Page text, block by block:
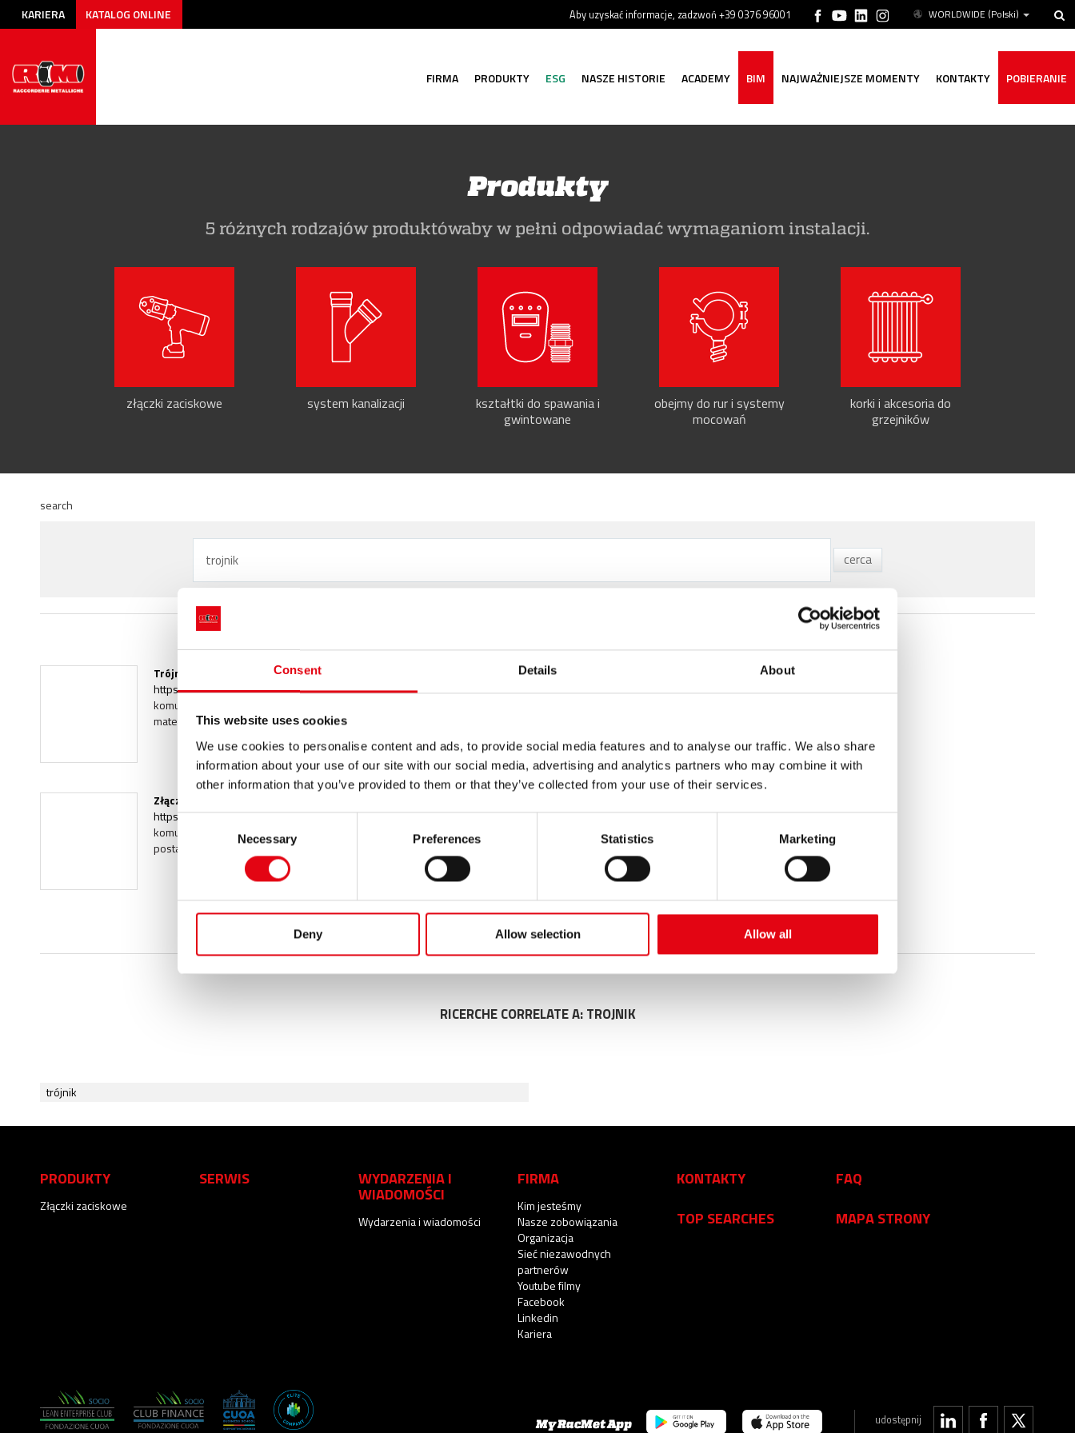
Consent Details About
This website uses cookies
We use cookies to personalise content and ads, to provide social media features and to analyse our traffic. We also share
information about your use of our site with our social media, advertising and analytics partners who may combine it with
other information that you’ve provided to them or that they’ve collected from your use of their services.
Consent
Selection
Necessary Preferences Statistics Marketing
Deny Allow selection Allow all
WORLDWIDE (Polski)
KARIERA KATALOG ONLINE Aby uzyskać informacje, zadzwoń +39 0376 96001
FIRMA PRODUKTY ESG NASZE HISTORIE ACADEMY BIM NAJWAŻNIEJSZE MOMENTY KONTAKTY POBIERANIE
Produkty
5 różnych rodzajów produktówaby w pełni odpowiadać wymaganiom instalacji.
złączki zaciskowe system kanalizacji
kształtki do spawania i
gwintowane
obejmy do rur i systemy
mocowań
korki i akcesoria do
grzejników
search
Trójnik
https://www.racmet.com/pl-ww/trojnik.aspx
komunikacja > Słowniczek >
materiale wykonania (stal nierdzewna, stal węglowa, miedź I miedzionikiel).
Złączka
https://www.racmet.com/pl-ww/zlaczka.aspx
komunikacja > Słowniczek > Złączka Złączka Element systemów zaciskowych; złączka dostępna w różnych
postaciach (np. kolanko, mufa, trójnik itp.)
Risultati: 2 - pag 1/1 <<
RICERCHE CORRELATE A:TROJNIK
trójnik
PRODUKTY
Złączki zaciskowe
SERWIS WYDARZENIA I
WIADOMOŚCI
Wydarzenia i wiadomości
FIRMA
Kim jesteśmy
Nasze zobowiązania
Organizacja
Sieć niezawodnych
partnerów
Youtube filmy
Facebook
Linkedin
Kariera
KONTAKTY
FAQ
TOP SEARCHES
MAPA STRONY
udostępnij
My RacMet App